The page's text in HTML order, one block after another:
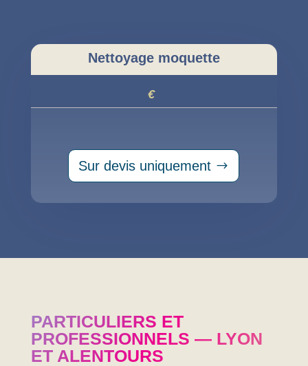
Nettoyage moquette
€
Sur devis uniquement
PARTICULIERS ET
PROFESSIONNELS — LYON
ET ALENTOURS